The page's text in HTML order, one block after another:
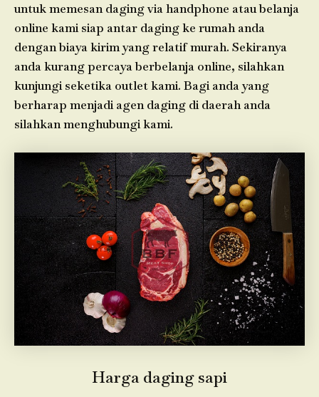
untuk memesan daging via handphone atau belanja
online kami siap antar daging ke rumah anda
dengan biaya kirim yang relatif murah. Sekiranya
anda kurang percaya berbelanja online, silahkan
kunjungi seketika outlet kami. Bagi anda yang
berharap menjadi agen daging di daerah anda
silahkan menghubungi kami.
Harga daging sapi